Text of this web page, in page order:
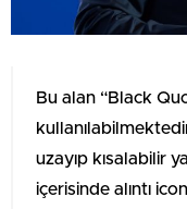
Bu alan “Black
uzayıp kısalabilir
içerisinde alıntı